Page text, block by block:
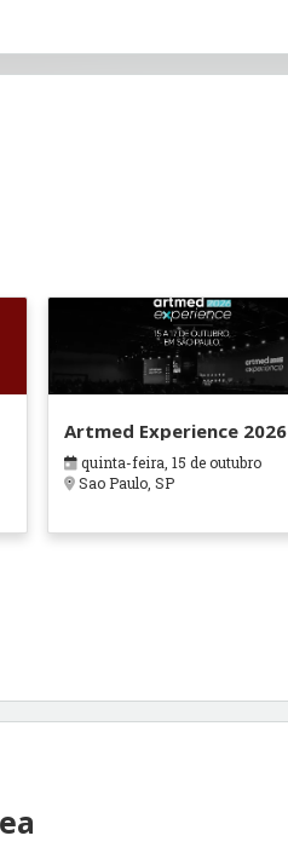
Artmed Experience 2026
quinta-feira, 15 de outubro
Sao Paulo, SP